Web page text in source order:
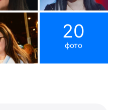
20
фото